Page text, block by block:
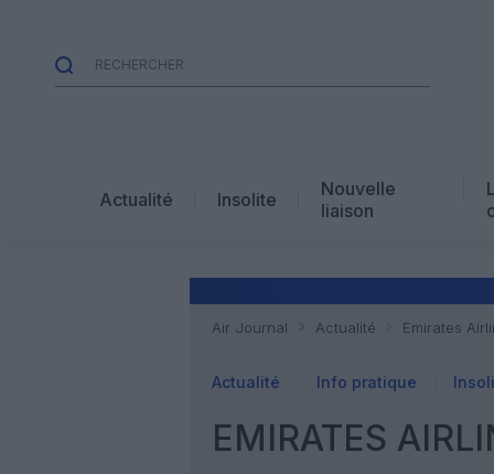
Actualité Insolite
Nouvelle
liaison
Air Journal Actualité Emirates
Actualité Info pratique
EMIRATES